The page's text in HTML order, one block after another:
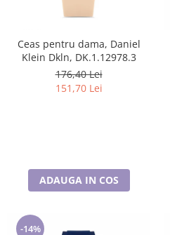
Ceas pentru dama, Daniel
Klein Dkln, DK.1.12978.3
176,40 Lei
151,70 Lei
ADAUGA IN COS
-14%